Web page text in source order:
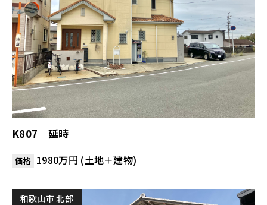
K807 延時
価格 1980万円 (土地＋建物)
和歌山市 北部